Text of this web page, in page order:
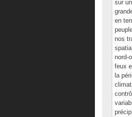
sur
en
nos
nord-
feux
la